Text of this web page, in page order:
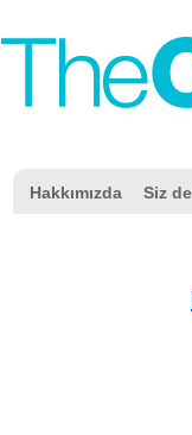
Hakkımızda Siz de